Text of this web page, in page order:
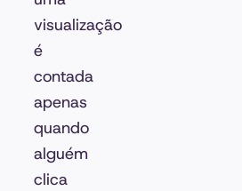
visualização
é
contada
apenas
quando
alguém
clica